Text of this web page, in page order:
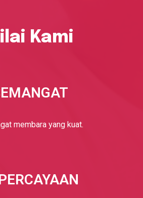
Kami
membara yang kuat.